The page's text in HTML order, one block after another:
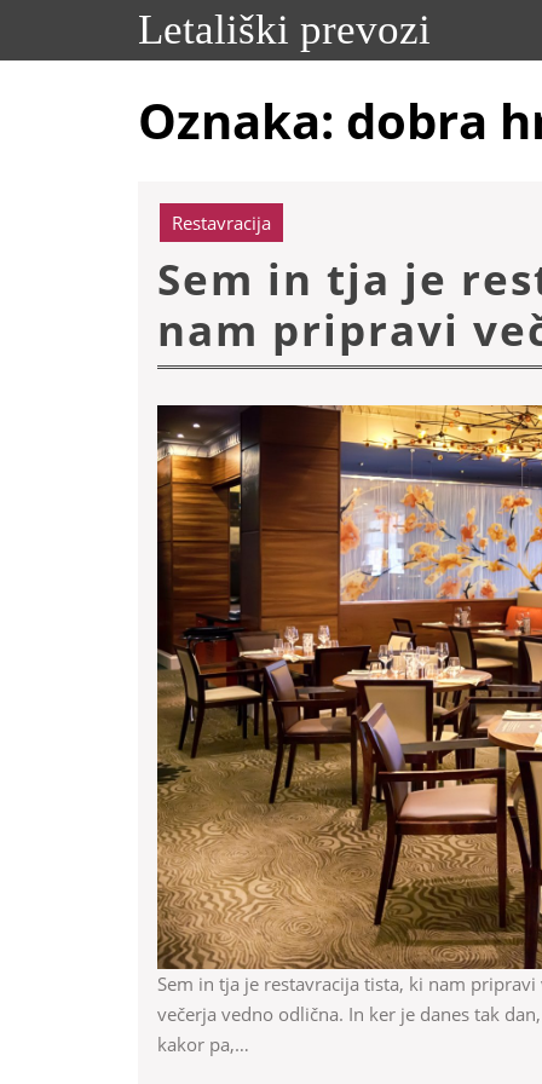
content
Letališki prevozi
Oznaka: dobra
Restavracija
Sem in tja je
nam pripravi
Sem in tja je restavracija tista, ki nam pripravi večerjo. Če se za večerjo izbere odlična restavracija, je
večerja vedno odlična. In ker je danes tak
kakor pa,…